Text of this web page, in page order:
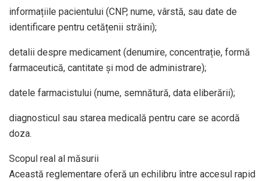
informațiile pacientului (CNP, nume, vârstă, sau date de
identificare pentru cetățenii străini);
detalii despre medicament (denumire, concentrație, formă
farmaceutică, cantitate și mod de administrare);
datele farmacistului (nume, semnătură, data eliberării);
diagnosticul sau starea medicală pentru care se acordă
doza.
Scopul real al măsurii
Această reglementare oferă un echilibru între accesul rapid